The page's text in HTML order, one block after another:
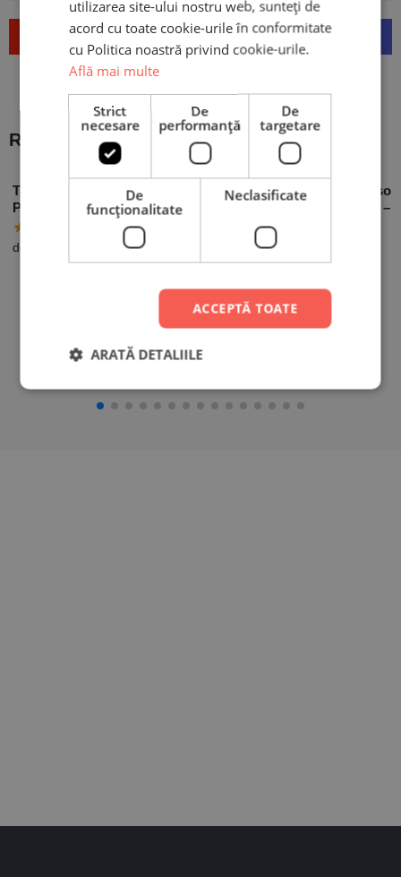
Trimite
Recomandări populare:
Tablou Canvas
Personalizat cu 5
poze
de la
Mouse Pad
Personalizat cu
design „Work Hard”
Cană
cu design –
utilizarea site-ului nostru web, sunteți de
acord cu toate cookie-urile în conformitate
cu Politica noastră privind cookie-urile.
Află mai multe
Strict
necesare
De
performanță
De
targetare
De
funcţionalitate
Neclasificate
ACCEPTĂ TOATE
ARATĂ DETALIILE